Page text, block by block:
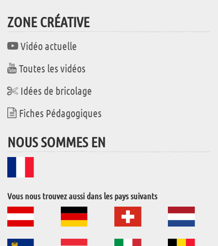
ZONE CRÉATIVE
Vidéo actuelle
Toutes les vidéos
Idées de bricolage
Fiches Pédagogiques
NOUS SOMMES EN
Vous nous trouvez aussi dans les pays suivants